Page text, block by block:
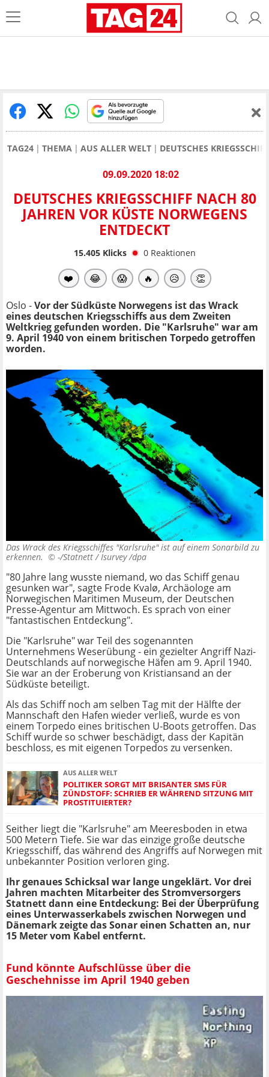
TAG24 THEMA AUS ALLER WELT DEUTSCHES
09.09.2020 18:02
DEUTSCHES KRIEGSSCHIFF NACH 80
JAHREN VOR KÜSTE NORWEGENS
ENTDECKT
15.405Klicks 0 Reaktionen
❤️ 😂 😱 🔥 😥 👏
Oslo -Vor der Südküste Norwegens ist das Wrack
eines deutschen Kriegsschiffs aus dem Zweiten
Weltkrieg gefunden worden. Die "Karlsruhe" war am
9. April 1940 von einem britischen Torpedo getroffen
worden.
Das Wrack des Kriegsschiffes "Karlsruhe" ist auf einem Sonarbild zu
erkennen. © -/Statnett / Isurvey /dpa
"80 Jahre lang wusste niemand, wo das Schiff genau
gesunken war", sagte Frode Kvalø, Archäologe am
Norwegischen Maritimen Museum, der Deutschen
Presse-Agentur am Mittwoch. Es sprach von einer
"fantastischen Entdeckung".
Die "Karlsruhe" war Teil des sogenannten
Unternehmens Weserübung - ein gezielter Angriff Nazi-
Deutschlands auf norwegische Häfen am 9. April 1940.
Sie war an der Eroberung von Kristiansand an der
Südküste beteiligt.
Als das Schiff noch am selben Tag mit der Hälfte der
Mannschaft den Hafen wieder verließ, wurde es von
einem Torpedo eines britischen U-Boots getroffen. Das
Schiff wurde so schwer beschädigt, dass der Kapitän
beschloss, es mit eigenen Torpedos zu versenken.
AUS ALLER WELT
POLITIKER SORGT MIT BRISANTER SMS FÜR
ZÜNDSTOFF: SCHRIEB ER WÄHREND SITZUNG MIT
PROSTITUIERTER?
Seither liegt die "Karlsruhe" am Meeresboden in etwa
500 Metern Tiefe. Sie war das einzige große deutsche
Kriegsschiff, das während des Angriffs auf Norwegen mit
unbekannter Position verloren ging.
Ihr genaues Schicksal war lange ungeklärt. Vor drei
Jahren machten Mitarbeiter des Stromversorgers
Statnett dann eine Entdeckung: Bei der Überprüfung
eines Unterwasserkabels zwischen Norwegen und
Dänemark zeigte das Sonar einen Schatten an, nur
15 Meter vom Kabel entfernt.
Fund könnte Aufschlüsse über die
Geschehnisse im April 1940 geben